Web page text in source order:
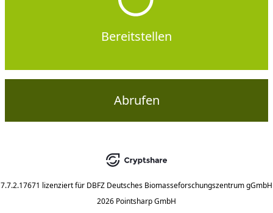
Bereitstellen
Abrufen
7.7.2.17671 lizenziert für DBFZ Deutsches Biomasseforschungszentrum gGmbH
2026 Pointsharp GmbH